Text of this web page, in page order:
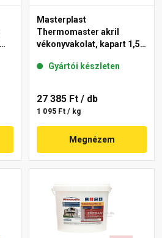
Masterplast
Thermomaster akril
vékonyvakolat, kapart 1,5
Gyártói készleten
27 385 Ft / db
1 095 Ft / kg
Megnézem